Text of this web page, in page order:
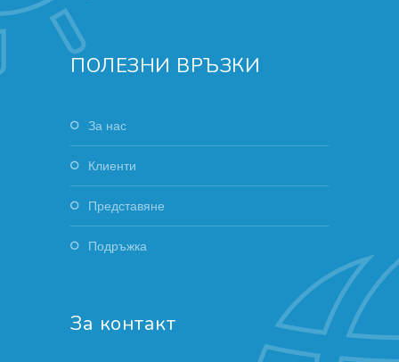
ПОЛЕЗНИ ВРЪЗКИ
За нас
Клиенти
Представяне
Подръжка
За контакт